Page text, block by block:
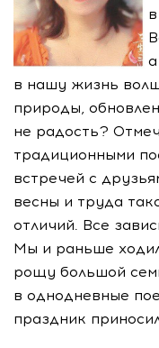
в нашу жизнь
природы,
не радость?
традиционными
встречей с
весны и труда
отличий. Все
Мы и раньше
рощу большой
в однодневные
праздник